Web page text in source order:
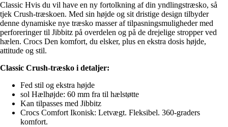
Classic Hvis du vil have en ny fortolkning af din yndlingstræsko, så
tjek Crush-træskoen. Med sin højde og sit dristige design tilbyder
denne dynamiske nye træsko masser af tilpasningsmuligheder med
perforeringer til Jibbitz på overdelen og på de drejelige stropper ved
hælen. Crocs Den komfort, du elsker, plus en ekstra dosis højde,
attitude og stil.
Classic Crush-træsko i detaljer:
Fed stil og ekstra højde
sol Hælhøjde: 60 mm fra til hælstøtte
Kan tilpasses med Jibbitz
Crocs Comfort Ikonisk: Letvægt. Fleksibel. 360-graders
komfort.